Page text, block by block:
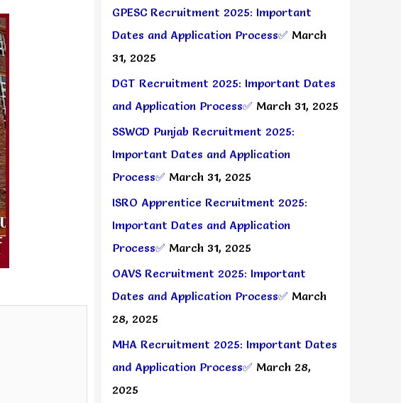
GPESC Recruitment 2025: Important
Dates and Application Process✅ March
31, 2025
DGT Recruitment 2025: Important Dates
and Application Process✅ March 31, 2025
SSWCD Punjab Recruitment 2025:
Important Dates and Application
Process✅ March 31, 2025
ISRO Apprentice Recruitment 2025:
Important Dates and Application
Process✅ March 31, 2025
OAVS Recruitment 2025: Important
Dates and Application Process✅ March
28, 2025
MHA Recruitment 2025: Important Dates
and Application Process✅ March 28,
2025